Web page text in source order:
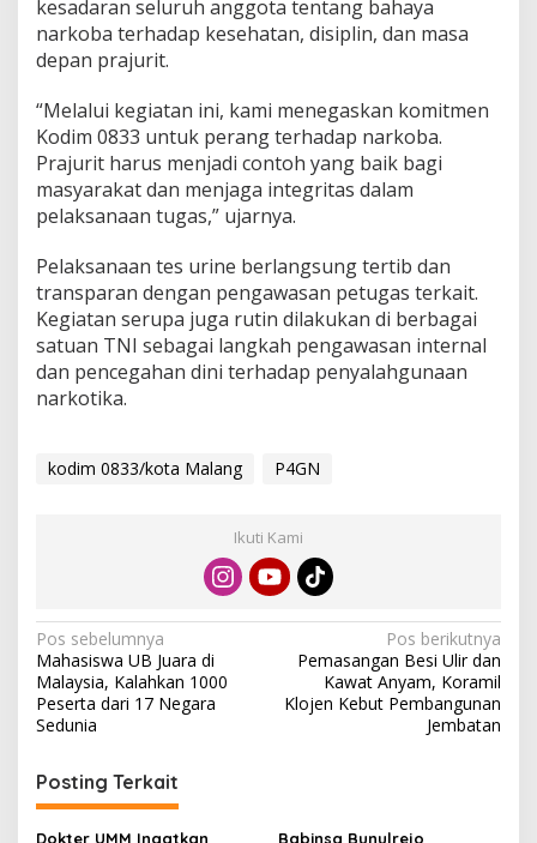
kesadaran seluruh anggota tentang bahaya
narkoba terhadap kesehatan, disiplin, dan masa
depan prajurit.
“Melalui kegiatan ini, kami menegaskan komitmen
Kodim 0833 untuk perang terhadap narkoba.
Prajurit harus menjadi contoh yang baik bagi
masyarakat dan menjaga integritas dalam
pelaksanaan tugas,” ujarnya.
Pelaksanaan tes urine berlangsung tertib dan
transparan dengan pengawasan petugas terkait.
Kegiatan serupa juga rutin dilakukan di berbagai
satuan TNI sebagai langkah pengawasan internal
dan pencegahan dini terhadap penyalahgunaan
narkotika.
kodim 0833/kota Malang P4GN
Ikuti Kami
N
a
v
g
a
Pos sebelumnya
Mahasiswa UB Juara di
Malaysia, Kalahkan 1000
Peserta dari 17 Negara
Sedunia
Pos berikutnya
Pemasangan Besi Ulir dan
Kawat Anyam, Koramil
Klojen Kebut Pembangunan
Jembatan
Posting Terkait
Dokter UMM Ingatkan Babinsa Bunulrejo